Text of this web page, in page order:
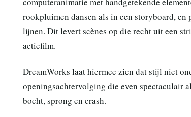
rookpluimen dansen als in een storyboard,
lijnen. Dit levert scènes op die recht uit een
actiefilm.
DreamWorks laat hiermee zien dat stijl niet
openingsachtervolging die even spectaculair
bocht, sprong en crash.